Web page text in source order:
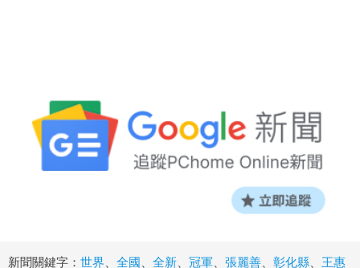
新聞關鍵字： 世界 全國 全新 冠軍 張麗善 彰化縣
王惠